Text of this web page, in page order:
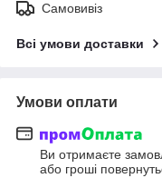
Самовивіз
Всі умови доставки
Умови оплати
Ви отримаєте
або гроші